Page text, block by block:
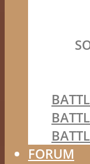
FORUM